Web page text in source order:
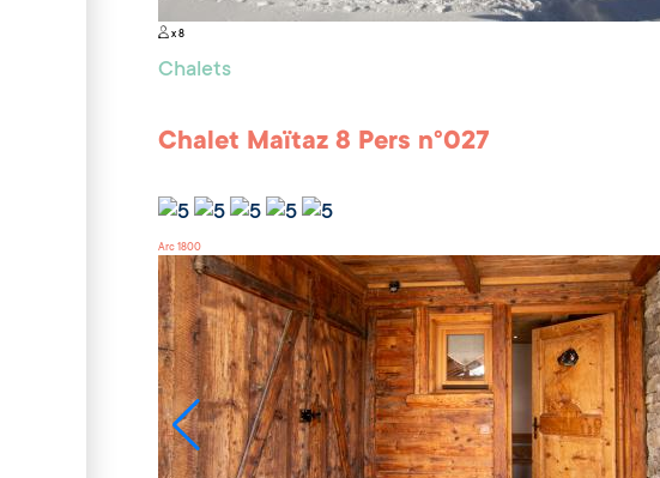
x 8
Chalets
Chalet Maïtaz 8 Pers n°027
Arc 1800